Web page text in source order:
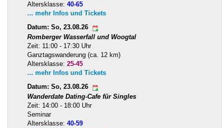
Altersklasse: 40-65
... mehr Infos und Tickets
Datum: So, 23.08.26
Romberger Wasserfall und Woogtal
Zeit: 11:00 - 17:30 Uhr
Ganztagswanderung (ca. 12 km)
Altersklasse: 25-45
... mehr Infos und Tickets
Datum: So, 23.08.26
Wanderdate Dating-Cafe für Singles
Zeit: 14:00 - 18:00 Uhr
Seminar
Altersklasse: 40-59